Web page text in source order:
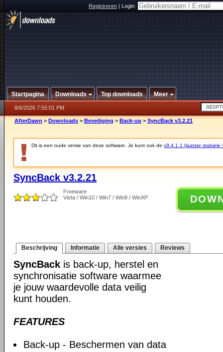
Registreren|Login:
Startpagina Downloads Top downloads Meer
8/6/2026 7:55:01 PM
AfterDawn > Downloads > Beveiliging > Back-up > SyncBack v3.2.21
Dit is een oude versie van deze software. Je kunt ook de v9.4.1.1 (laatste stabiele
SyncBack v3.2.21
Freeware
Vista / Win10 / Win7 / Win8 / WinXP
Beschrijving Informatie Alle versies Reviews
SyncBack is back-up, herstel en
synchronisatie software waarmee
je jouw waardevolle data veilig
kunt houden.
FEATURES
Back-up - Beschermen van data